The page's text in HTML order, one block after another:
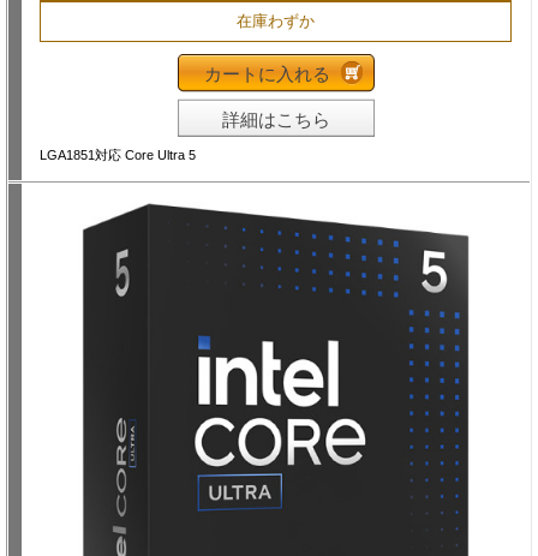
在庫わずか
カートに入れる
詳細はこちら
LGA1851対応 Core Ultra 5